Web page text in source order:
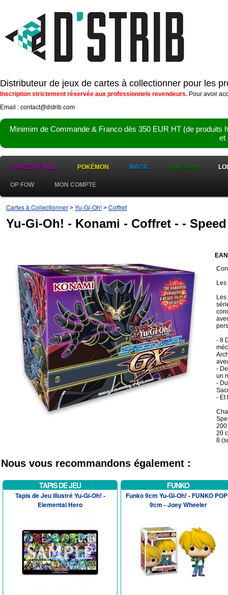
Distributeur de jeux de cartes à collectionner pour les
Inscription strictement réservée aux professionnels revendeurs. Pour avoir
Email : contact@dstrib.com
Minimim de Commande & Franco dès 350 EUR HT (de
et
FORCE OF WILL POKÉMON MAGIC YU-GI-OH
OP FOW MON COMPTE
Cartes à Collectionner > Yu-Gi-Oh! > Coffret
Yu-Gi-Oh! - Konami - Coffret - -
- 8
-
un
-
- Et
200
20
8
Nous vous recommandons également :
TAPIS DE JEU
Tapis de Jeu illustré Yu-Gi-Oh! -
Elemental Hero
FUNKO
Funko 9cm Yu-Gi-Oh! - FUNKO
9cm - Joey Wheeler